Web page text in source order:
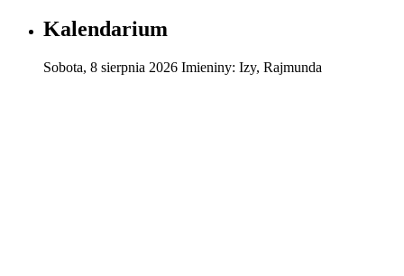
Kalendarium
Sobota, 8 sierpnia 2026 Imieniny: Izy, Rajmunda